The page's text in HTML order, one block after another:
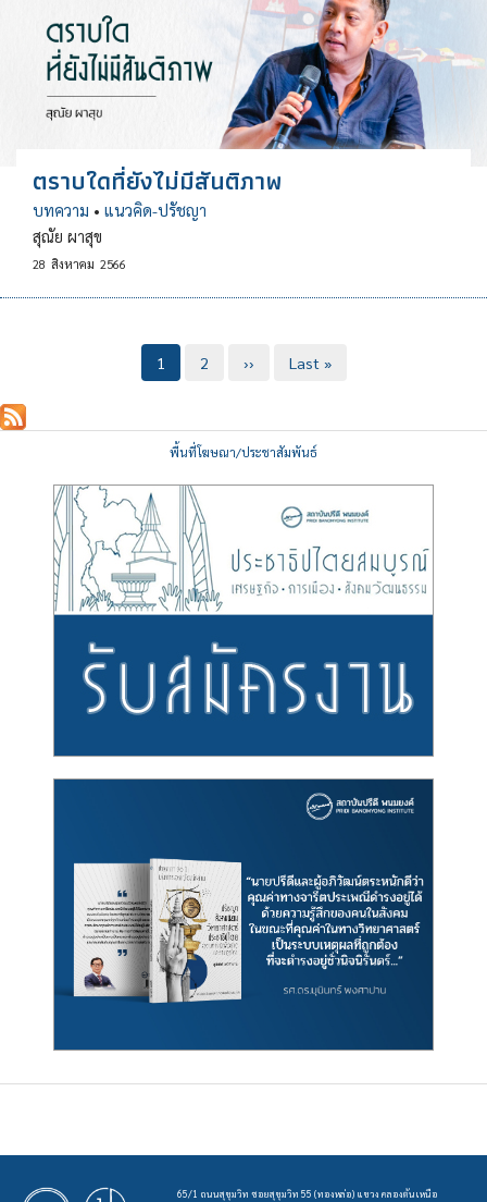
ตราบใดที่ยังไม่มีสันติภาพ
บทความ • แนวคิด-ปรัชญา
สุณัย ผาสุข
28 สิงหาคม 2566
Current
1 Page
2
Next
››
Last
Last »
พื้นที่โฆษณา/ประชาสัมพันธ์
65/1 ถนนสุขุมวิท ซอยสุขุมวิท 55 (ทองหล่อ) แขวง คลองตันเหนือ